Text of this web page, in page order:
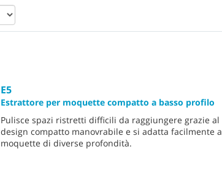
E5
Estrattore per moquette compatto a basso profilo
Pulisce spazi ristretti difficili da raggiungere grazie al
design compatto manovrabile e si adatta facilmente a
moquette di diverse profondità.